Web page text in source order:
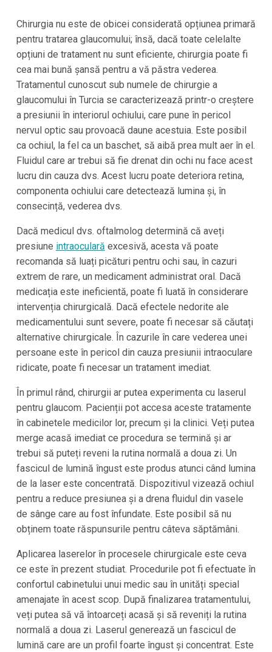
Chirurgia nu este de obicei considerată opțiunea primară
pentru tratarea glaucomului; însă, dacă toate celelalte
opțiuni de tratament nu sunt eficiente, chirurgia poate fi
cea mai bună șansă pentru a vă păstra vederea.
Tratamentul cunoscut sub numele de chirurgie a
glaucomului în Turcia se caracterizează printr-o creștere
a presiunii în interiorul ochiului, care pune în pericol
nervul optic sau provoacă daune acestuia. Este posibil
ca ochiul, la fel ca un baschet, să aibă prea mult aer în el.
Fluidul care ar trebui să fie drenat din ochi nu face acest
lucru din cauza dvs. Acest lucru poate deteriora retina,
componenta ochiului care detectează lumina și, în
consecință, vederea dvs.
Dacă medicul dvs. oftalmolog determină că aveți
presiune intraoculară excesivă, acesta vă poate
recomanda să luați picături pentru ochi sau, în cazuri
extrem de rare, un medicament administrat oral. Dacă
medicația este ineficientă, poate fi luată în considerare
intervenția chirurgicală. Dacă efectele nedorite ale
medicamentului sunt severe, poate fi necesar să căutați
alternative chirurgicale. În cazurile în care vederea unei
persoane este în pericol din cauza presiunii intraoculare
ridicate, poate fi necesar un tratament imediat.
În primul rând, chirurgii ar putea experimenta cu laserul
pentru glaucom. Pacienții pot accesa aceste tratamente
în cabinetele medicilor lor, precum și la clinici. Veți putea
merge acasă imediat ce procedura se termină și ar
trebui să puteți reveni la rutina normală a doua zi. Un
fascicul de lumină îngust este produs atunci când lumina
de la laser este concentrată. Dispozitivul vizează ochiul
pentru a reduce presiunea și a drena fluidul din vasele
de sânge care au fost înfundate. Este posibil să nu
obținem toate răspunsurile pentru câteva săptămâni.
Aplicarea laserelor în procesele chirurgicale este ceva
ce este în prezent studiat. Procedurile pot fi efectuate în
confortul cabinetului unui medic sau în unități special
amenajate în acest scop. După finalizarea tratamentului,
veți putea să vă întoarceți acasă și să reveniți la rutina
normală a doua zi. Laserul generează un fascicul de
lumină care are un profil foarte îngust și concentrat. Este